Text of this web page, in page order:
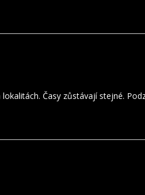
Časy zůstávají stejné.